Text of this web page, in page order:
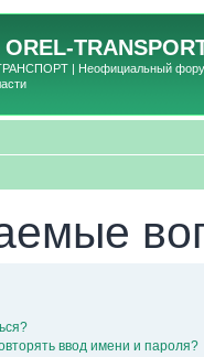
OREL-
| Неофициальный форум
ввод имени и пароля?